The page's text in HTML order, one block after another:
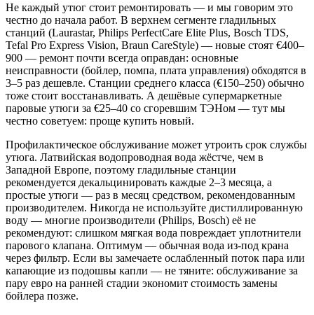
Не каждый утюг стоит ремонтировать — и мы говорим это
честно до начала работ. В верхнем сегменте гладильных
станций (Laurastar, Philips PerfectCare Elite Plus, Bosch TDS,
Tefal Pro Express Vision, Braun CareStyle) — новые стоят €400–
900 — ремонт почти всегда оправдан: основные
неисправности (бойлер, помпа, плата управления) обходятся в
3–5 раз дешевле. Станции среднего класса (€150–250) обычно
тоже стоит восстанавливать. А дешёвые супермаркетные
паровые утюги за €25–40 со сгоревшим ТЭНом — тут мы
честно советуем: проще купить новый.
Профилактическое обслуживание может утроить срок службы
утюга. Латвийская водопроводная вода жёстче, чем в
Западной Европе, поэтому гладильные станции
рекомендуется декальцинировать каждые 2–3 месяца, а
простые утюги — раз в месяц средством, рекомендованным
производителем. Никогда не используйте дистиллированную
воду — многие производители (Philips, Bosch) её не
рекомендуют: слишком мягкая вода повреждает уплотнители
парового клапана. Оптимум — обычная вода из-под крана
через фильтр. Если вы замечаете ослабленный поток пара или
капающие из подошвы капли — не тяните: обслуживание за
пару евро на ранней стадии экономит стоимость замены
бойлера позже.